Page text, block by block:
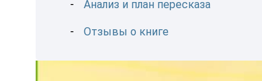
Анализ и план пересказа
Отзывы о книге